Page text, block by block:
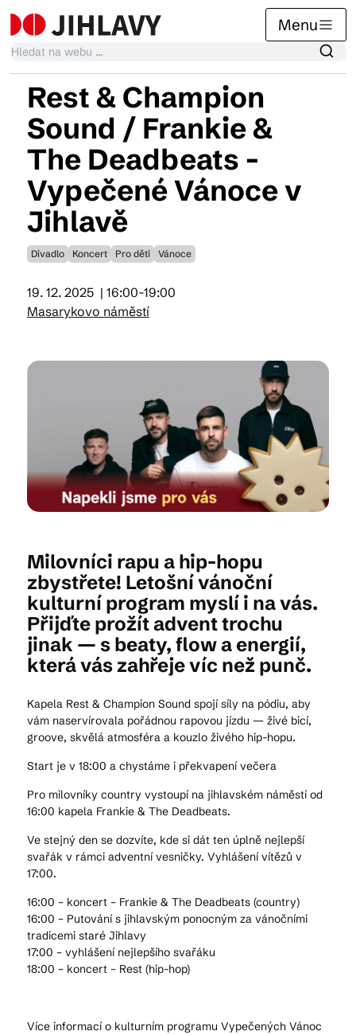
Menu
Kalendář akcí
Tradiční akce
Články
Suvenýry
CS EN DE
© 2026 Brána Jihlavy
Rest & Champion
Sound / Frankie &
The Deadbeats -
Vypečené Vánoce v
Jihlavě
Divadlo Koncert Pro děti Vánoce
19. 12. 2025 | 16:00-19:00
Masarykovo náměstí
Milovníci rapu a hip-hopu
zbystřete! Letošní vánoční
kulturní program myslí i na vás.
Přijďte prožít advent trochu
jinak — s beaty, flow a energií,
která vás zahřeje víc než punč.
Kapela Rest & Champion Sound spojí síly na pódiu, aby
vám naservírovala pořádnou rapovou jízdu — živé bicí,
groove, skvělá atmosféra a kouzlo živého hip-hopu.
Start je v 18:00 a chystáme i překvapení večera
Pro milovníky country vystoupí na jihlavském náměstí od
16:00 kapela Frankie & The Deadbeats.
Ve stejný den se dozvíte, kde si dát ten úplně nejlepší
svařák v rámci adventní vesničky. Vyhlášení vítězů v
17:00.
16:00 – koncert – Frankie & The Deadbeats (country)
16:00 – Putování s jihlavským ponocným za vánočními
tradicemi staré Jihlavy
17:00 – vyhlášení nejlepšího svařáku
18:00 – koncert – Rest (hip-hop)
Více informací o kulturním programu Vypečených Vánoc